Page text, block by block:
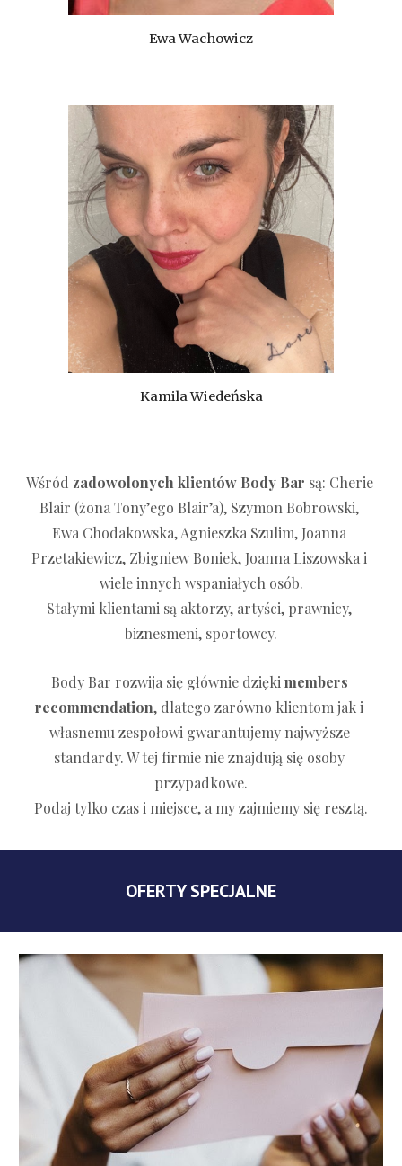
Ewa Wachowicz
Kamila Wiedeńska
Wśród zadowolonych klientów Body Bar są: Cherie
Blair (żona Tony’ego Blair’a), Szymon Bobrowski,
Ewa Chodakowska, Agnieszka Szulim, Joanna
Przetakiewicz, Zbigniew Boniek, Joanna Liszowska i
wiele innych wspaniałych osób.
Stałymi klientami są aktorzy, artyści, prawnicy,
biznesmeni, sportowcy.
Body Bar rozwija się głównie dzięki members
recommendation, dlatego zarówno klientom jak i
własnemu zespołowi gwarantujemy najwyższe
standardy. W tej firmie nie znajdują się osoby
przypadkowe.
Podaj tylko czas i miejsce, a my zajmiemy się resztą.
OFERTY SPECJALNE